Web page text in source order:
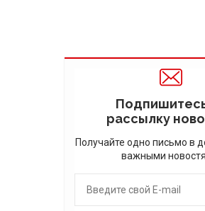
рассылку
Получайте одно письмо в
важными